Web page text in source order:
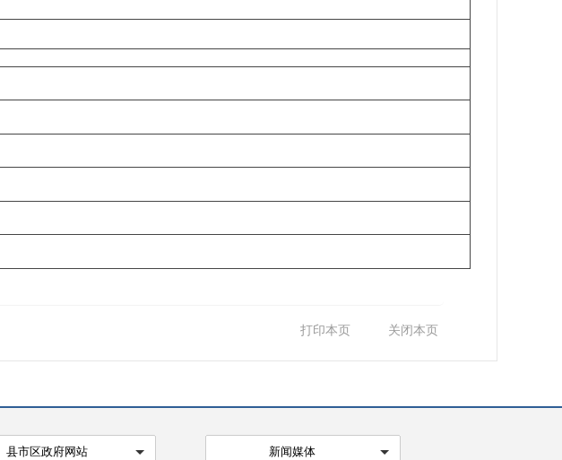
打印本页 关闭本页
县市区政府网站 新闻媒体